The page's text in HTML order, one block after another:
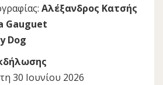
Αλέξανδρος Κατσής
Gauguet
Dog
30 Ιουνίου 2026